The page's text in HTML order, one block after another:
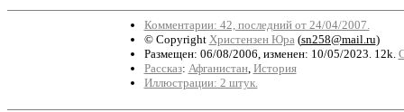
Комментарии: 42, последний от 24/04/2007.
© Copyright Христензен Юра (sn258@mail.ru)
Размещен: 06/08/2006, изменен: 10/05/2023. 12k.
Рассказ: Афганистан, История
Иллюстрации: 2 штук.